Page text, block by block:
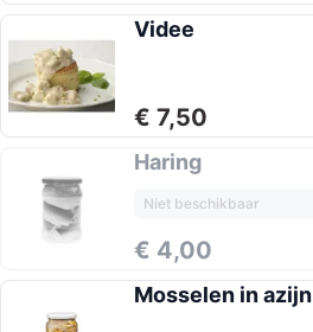
Videe
€ 7,50
Haring
Niet beschikbaar
€ 4,00
Mosselen in azijn